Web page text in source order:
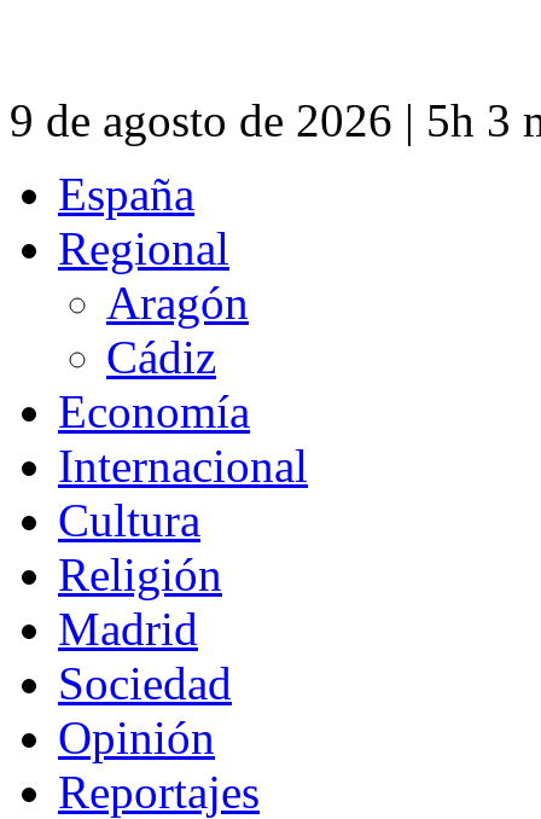
9 de agosto de 2026 | 5h 3
España
Regional
Aragón
Cádiz
Economía
Internacional
Cultura
Religión
Madrid
Sociedad
Opinión
Reportajes